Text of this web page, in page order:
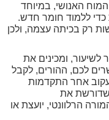
האנושי, במיוחד
כדי ללמוד חומר חדש.
רק בכיתה עצמה, ולכן
לשיעור, ומכינים את
לכם, ההורים, לקבל
אחר התקדמות
שדורשת את
הרלוונטי, יועצת או